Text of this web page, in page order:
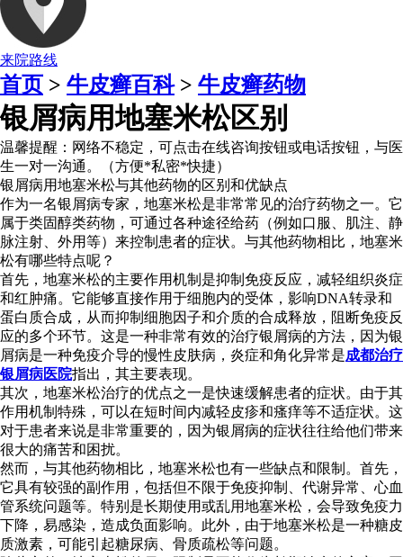
来院路线
首页 > 牛皮癣百科> 牛皮癣药物
银屑病用地塞米松区别
温馨提醒： 网络不稳定，可点击在线咨询按钮或电话按钮，与医
生一对一沟通。（方便*私密*快捷）
银屑病用地塞米松与其他药物的区别和优缺点
作为一名银屑病专家，地塞米松是非常常见的治疗药物之一。它
属于类固醇类药物，可通过各种途径给药（例如口服、肌注、静
脉注射、外用等）来控制患者的症状。与其他药物相比，地塞米
松有哪些特点呢？
首先，地塞米松的主要作用机制是抑制免疫反应，减轻组织炎症
和红肿痛。它能够直接作用于细胞内的受体，影响DNA转录和
蛋白质合成，从而抑制细胞因子和介质的合成释放，阻断免疫反
应的多个环节。这是一种非常有效的治疗银屑病的方法，因为银
屑病是一种免疫介导的慢性皮肤病，炎症和角化异常是成都治疗
银屑病医院指出，其主要表现。
其次，地塞米松治疗的优点之一是快速缓解患者的症状。由于其
作用机制特殊，可以在短时间内减轻皮疹和瘙痒等不适症状。这
对于患者来说是非常重要的，因为银屑病的症状往往给他们带来
很大的痛苦和困扰。
然而，与其他药物相比，地塞米松也有一些缺点和限制。首先，
它具有较强的副作用，包括但不限于免疫抑制、代谢异常、心血
管系统问题等。特别是长期使用或乱用地塞米松，会导致免疫力
下降，易感染，造成负面影响。此外，由于地塞米松是一种糖皮
质激素，可能引起糖尿病、骨质疏松等问题。